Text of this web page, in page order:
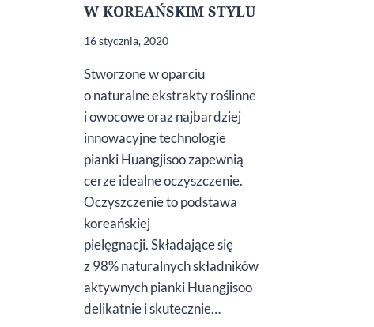
W KOREAŃSKIM STYLU
16 stycznia, 2020
Stworzone w oparciu
o naturalne ekstrakty roślinne
i owocowe oraz najbardziej
innowacyjne technologie
pianki Huangjisoo zapewnią
cerze idealne oczyszczenie.
Oczyszczenie to podstawa
koreańskiej
pielęgnacji. Składające się
z 98% naturalnych składników
aktywnych pianki Huangjisoo
delikatnie i skutecznie…